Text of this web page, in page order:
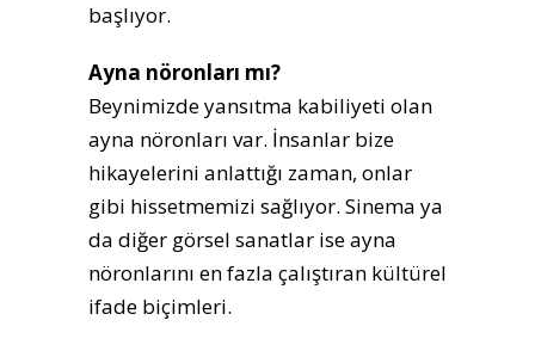
başlıyor.
Ayna nöronları mı?
Beynimizde yansıtma kabiliyeti olan
ayna nöronları var. İnsanlar bize
hikayelerini anlattığı zaman, onlar
gibi hissetmemizi sağlıyor. Sinema ya
da diğer görsel sanatlar ise ayna
nöronlarını en fazla çalıştıran kültürel
ifade biçimleri.